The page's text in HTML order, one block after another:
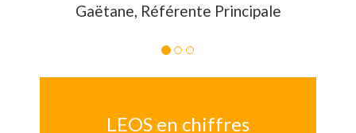
Gaëtane, Référente Principale
LEOS en chiffres